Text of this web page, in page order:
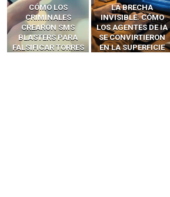
LA BRECHA
INVISIBLE: CÓMO
LOS AGENTES DE IA
SE CONVIRTIERON
EN LA SUPERFICIE
OLVIDA
METASPLOIT: CÓMO
PREDATOR HACKEA
CUALQUIER MÓVIL
CON ATAQUES